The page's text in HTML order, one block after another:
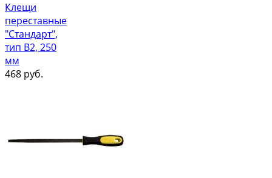
Клещи
переставные
"Стандарт",
тип В2, 250
мм
468 руб.